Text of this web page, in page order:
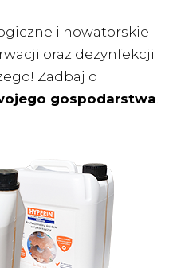
i nowatorskie
oraz dezynfekcji
Zadbaj o
gospodarstwa.